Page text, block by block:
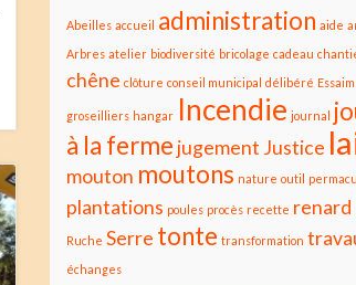
Abeilles accueil administration aide
Arbres atelier biodiversité bricolage cadeau
chêne clôture conseil municipal délibéré Essaim
groseilliers hangar Incendie journal
à la ferme jugement Justice
mouton moutons nature outil
plantations poules procès recette renard
Ruche Serre tonte transformation
échanges